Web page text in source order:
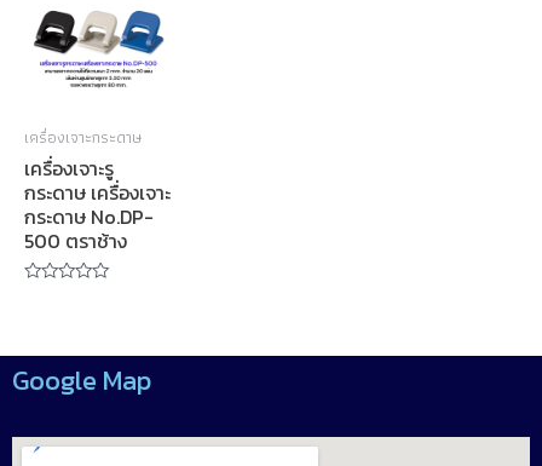
เครื่องเจาะกระดาษ
เครื่องเจาะรู
กระดาษ เครื่องเจาะ
กระดาษ No.DP-
500 ตราช้าง
5
Google Map